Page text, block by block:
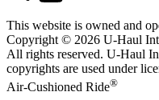
This website is owned and
Copyright © 2026 U-Haul
All rights reserved. U-Haul
copyrights are used under
Air-Cushioned Ride®